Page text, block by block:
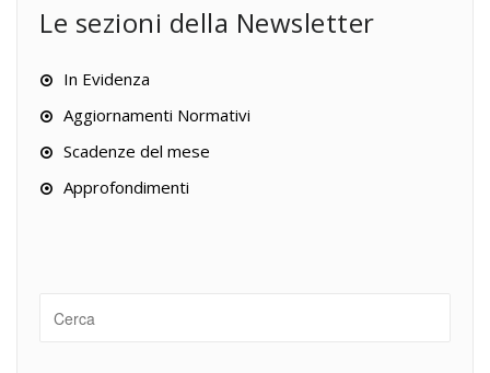
Le sezioni della Newsletter
In Evidenza
Aggiornamenti Normativi
Scadenze del mese
Approfondimenti